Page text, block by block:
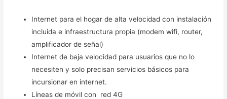
Internet para el hogar de alta velocidad con instalación
incluida e infraestructura propia (modem wifi, router,
amplificador de señal)
Internet de baja velocidad para usuarios que no lo
necesiten y solo precisan servicios básicos para
incursionar en internet.
Líneas de móvil con red 4G